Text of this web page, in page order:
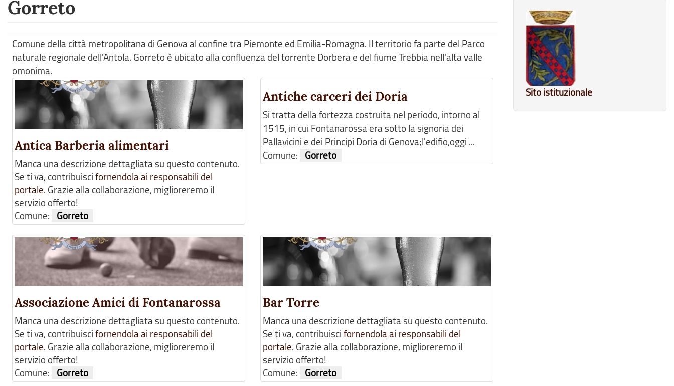
Gorreto
Comune della città metropolitana di Genova al confine tra Piemonte ed Emilia-Romagna. Il territorio fa parte del Parco
naturale regionale dell'Antola. Gorreto è ubicato alla confluenza del torrente Dorbera e del fiume Trebbia nell'alta valle
omonima.
Antica Barberia alimentari
Manca una descrizione dettagliata su questo contenuto.
Se ti va, contribuiscifornendola ai responsabili del
portale. Grazie alla collaborazione, miglioreremo il
servizio offerto!
Comune:
Gorreto
Antiche carceri dei Doria
Si tratta della fortezza costruita nel periodo, intorno al
1515, in cui Fontanarossa era sotto la signoria dei
Pallavicini e dei Principi Doria di Genova;l'edifio,oggi ...
Comune:
Gorreto
Associazione Amici di Fontanarossa
Manca una descrizione dettagliata su questo contenuto.
Se ti va, contribuiscifornendola ai responsabili del
portale. Grazie alla collaborazione, miglioreremo il
servizio offerto!
Comune:
Gorreto
Bar Torre
Manca una descrizione dettagliata su questo contenuto.
Se ti va, contribuiscifornendola ai responsabili del
portale. Grazie alla collaborazione, miglioreremo il
servizio offerto!
Comune:
Gorreto
Sito istituzionale